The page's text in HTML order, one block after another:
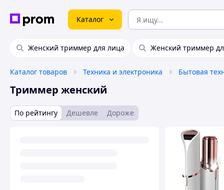
Каталог
Женский триммер для лица Женский триммер
Каталог товаров Техника и электроника Бытовая
Триммер женский
По рейтингу Дешевле Дороже